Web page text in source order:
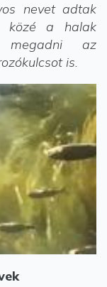
nevet adtak
közé a halak
megadni az
is.